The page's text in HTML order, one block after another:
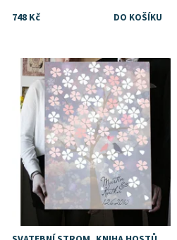
748 Kč
Dostupnost: Skladem